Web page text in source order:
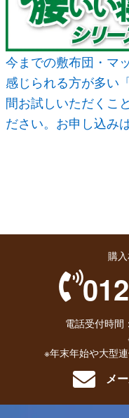
今までの敷布団・マ
感じられる方が多い
間お試しいただくこ
ださい。お申し込み
購
電話受付時間
※年末年始や大型
メ